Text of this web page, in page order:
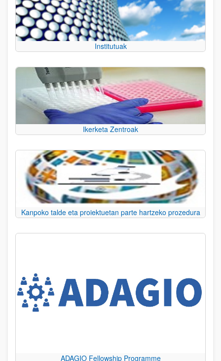
Institutuak
Ikerketa Zentroak
Kanpoko talde eta proiektuetan parte hartzeko prozedura
ADAGIO Fellowship Programme